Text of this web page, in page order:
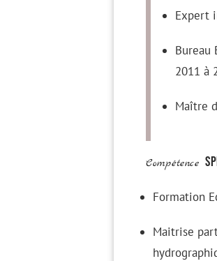
Expert
Bureau
2011 à
Maître
Compétence
Formation
Maitrise